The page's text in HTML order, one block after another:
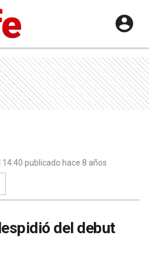
publicado hace 8 años
del debut